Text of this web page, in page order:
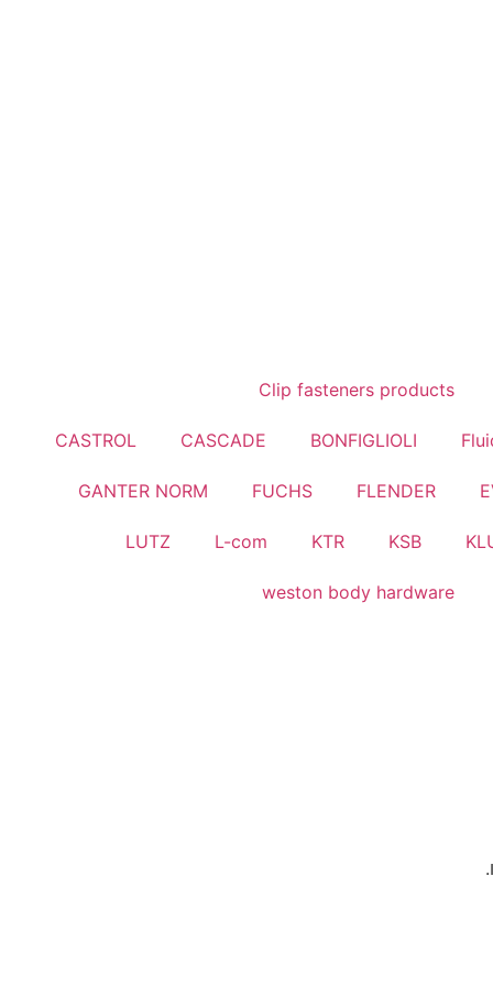
Clip fasteners products
BONFIGLIOLI
CASCADE
CASTROL
FLENDER
FUCHS
GANTER NORM
KSB
KTR
L-com
LUTZ
weston body hardware